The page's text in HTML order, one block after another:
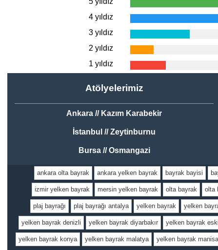
4 yıldız
3 yıldız
2 yıldız
1 yıldız
Atölyelerimiz
Ankara // Kazım Karabekir
İstanbul // Zeytinburnu
Bursa // Osmangazi
ankara olta bayrak ankara yelken bayrak bayrak bayisi
izmir yelken bayrak mersin yelken bayrak olta bayrak olta
plaj bayrağı plaj bayrağı antalya yelken bayrak yelken
yelken bayrak denizli yelken bayrak diyarbakır yelken bayrak
yelken bayrak konya yelken bayrak malatya yelken bayrak manisa